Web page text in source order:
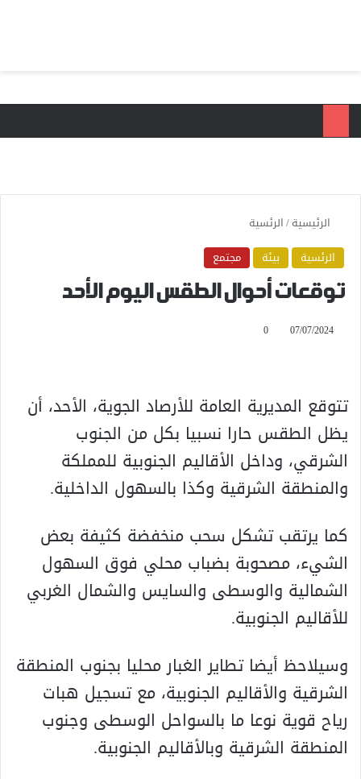
الرئيسية/الرئسية
الرئسية
بيئة مجتمع
توقعات أحوال الطقس اليوم الأحد
07/07/2024
0
تتوقع المديرية العامة للأرصاد الجوية، الأحد، أن
يظل الطقس حارا نسبيا بكل من الجنوب
الشرقي، وداخل الأقاليم الجنوبية للمملكة
والمنطقة الشرقية وكذا بالسهول الداخلية.
كما يرتقب تشكل سحب منخفضة كثيفة بعض
الشيء، مصحوبة بضباب محلي فوق السهول
الشمالية والوسطى والسايس والشمال الغربي
للأقاليم الجنوبية.
وسيلاحظ أيضا تطاير الغبار محليا بجنوب المنطقة
الشرقية والأقاليم الجنوبية، مع تسجيل هبات
رياح قوية نوعا ما بالسواحل الوسطى وجنوب
المنطقة الشرقية وبالأقاليم الجنوبية.